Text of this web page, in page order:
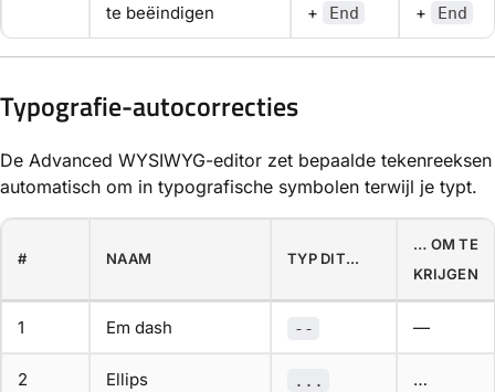
te beëindigen
+ End + End
Typografie-autocorrecties
De Advanced WYSIWYG-editor zet bepaalde tekenreeksen
automatisch om in typografische symbolen terwijl je typt.
# NAAM TYP DIT...
… OM TE
KRIJGEN
1 Em dash -- —
2 Ellips ... …